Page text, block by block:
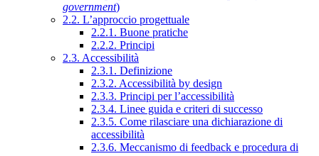
government)
2.2. L’approccio progettuale
2.2.1. Buone pratiche
2.2.2. Principi
2.3. Accessibilità
2.3.1. Definizione
2.3.2. Accessibilità by design
2.3.3. Principi per l’accessibilità
2.3.4. Linee guida e criteri di successo
2.3.5. Come rilasciare una dichiarazione di
accessibilità
2.3.6. Meccanismo di feedback e procedura di